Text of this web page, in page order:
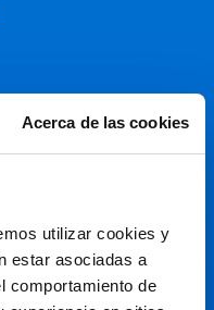
Acerca de las cookies
utilizar cookies y
estar asociadas a
comportamiento de